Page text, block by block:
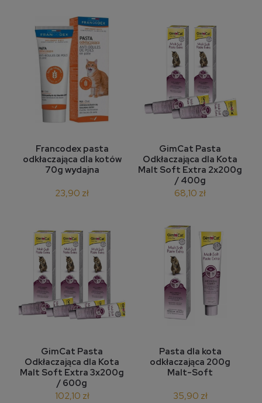
Francodex pasta
odkłaczająca dla kotów
70g wydajna
23,90 zł
GimCat Pasta
Odkłaczająca dla Kota
Malt Soft Extra 2x200g
/ 400g
68,10 zł
GimCat Pasta
Odkłaczająca dla Kota
Malt Soft Extra 3x200g
/ 600g
102,10 zł
Pasta dla kota
odkłaczająca 200g
Malt-Soft
35,90 zł